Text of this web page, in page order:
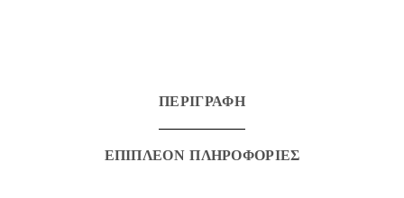
ΠΕΡΙΓΡΑΦΉ
ΕΠΙΠΛΈΟΝ ΠΛΗΡΟΦΟΡΊΕΣ